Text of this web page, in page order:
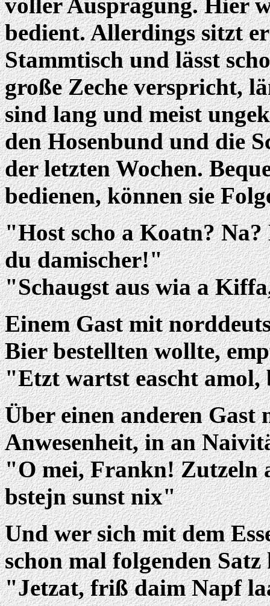
bedient. Allerdings sitzt
Stammtisch und lässt
große Zeche verspricht,
sind lang und meist
den Hosenbund und die
der letzten Wochen.
bedienen, können sie
"Host scho a Koatn?
du damischer!"
"Schaugst aus wia a
Einem Gast mit
Bier bestellten wollte,
"Etzt wartst eascht amol,
Über einen anderen Gast
Anwesenheit, in an
"O mei, Frankn! Zutzeln
bstejn sunst nix"
Und wer sich mit dem
schon mal folgenden Satz
"Jetzat, friß daim Napf